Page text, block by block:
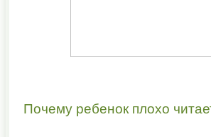
Почему ребенок плохо